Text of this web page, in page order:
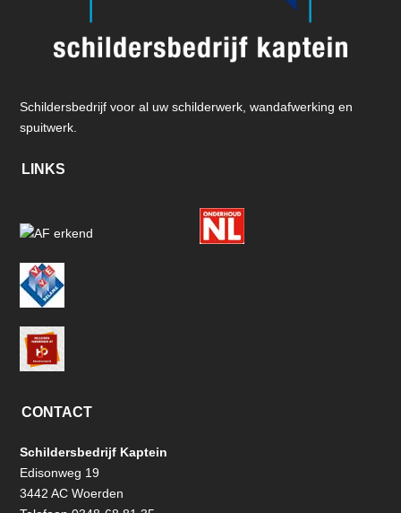
Schildersbedrijf voor al uw schilderwerk, wandafwerking en
spuitwerk.
LINKS
CONTACT
Schildersbedrijf Kaptein
Edisonweg 19
3442 AC Woerden